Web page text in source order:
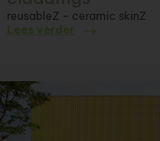
reusableZ - ceramic skinZ
Lees verder